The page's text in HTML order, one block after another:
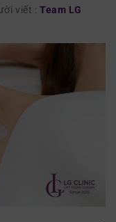
viết : Team LG